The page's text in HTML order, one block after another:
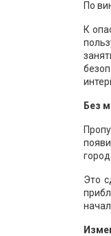
По
К
Без
Это